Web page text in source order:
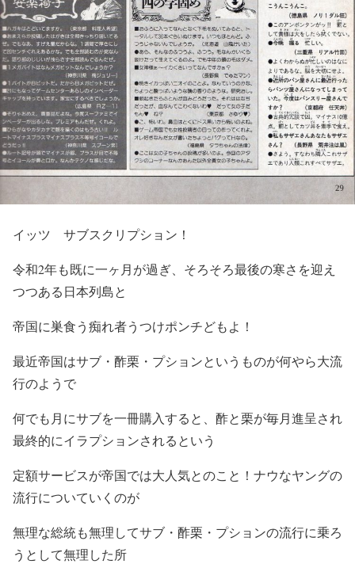
イッツ サブスクリプション！
令和2年も既に一ヶ月が過ぎ、そろそろ最後の寒さを迎え
つつある日本列島と
帝国に巣食う痴れ者うつけポンチどもよ！
最近帝国はサブ・酢栗・プションというものが何やら大流
行のようで
何でも月にサブを一冊購入すると、酢と栗が毎月進呈され
最終的にイラプションされるという
定額サービスが帝国では大人気とのこと！ナウなヤングの
流行についていくのが
無理な総統も無理してサブ・酢栗・プションの流行に乗ろ
うとして無理した所